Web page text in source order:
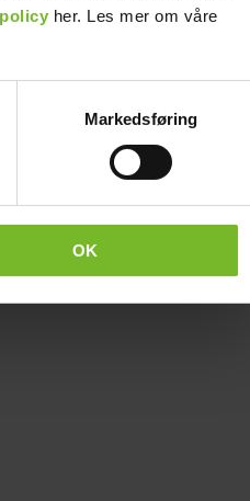
her. Les mer om våre
Markedsføring
OK